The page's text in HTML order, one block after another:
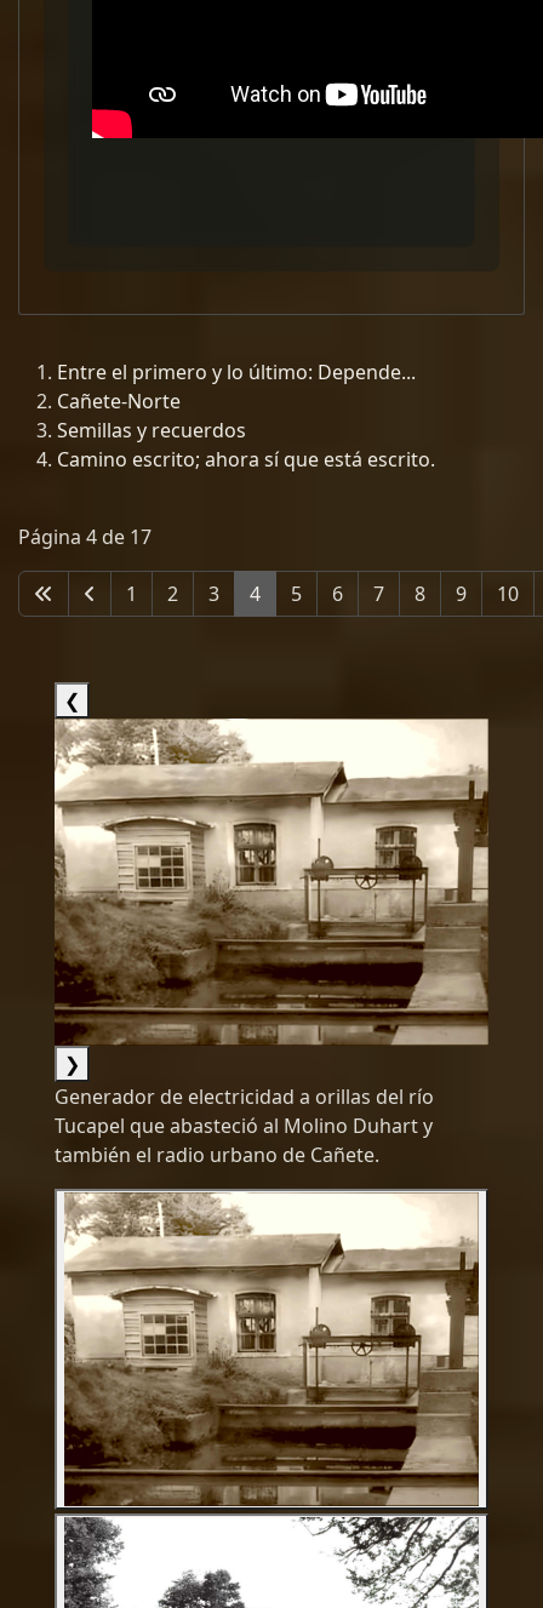
Entre el primero y lo último: Depende...
Cañete-Norte
Semillas y recuerdos
Camino escrito; ahora sí que está escrito.
Página 4 de 17
1 2 3 4 5 6 7 8 9 10
❮
❯
Generador de electricidad a orillas del río
Tucapel que abasteció al Molino Duhart y
también el radio urbano de Cañete.